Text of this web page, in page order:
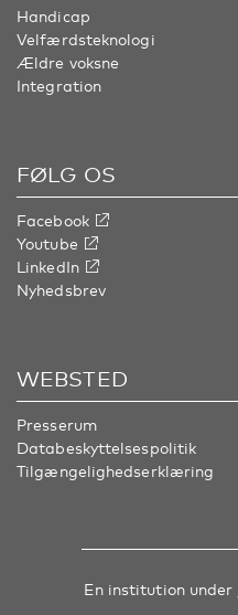
Handicap
Velfærdsteknologi
Ældre voksne
Integration
FØLG OS
Facebook
Youtube
LinkedIn
Nyhedsbrev
WEBSTED
Presserum
Databeskyttelsespolitik
Tilgængelighedserklæring
En institution under